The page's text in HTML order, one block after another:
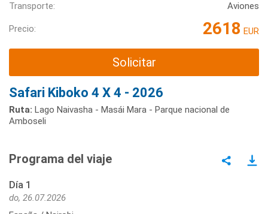
Transporte:
Aviones
Precio: 2618 EUR
Solicitar
Safari Kiboko 4 X 4 - 2026
Ruta: Lago Naivasha - Masái Mara - Parque nacional de
Amboseli
Programa del viaje
Día 1
do, 26.07.2026